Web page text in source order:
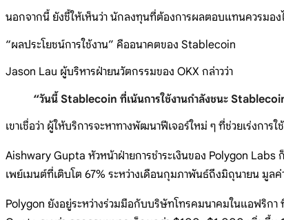
นอกจากนี้ ยังชี้ให้เห็นว่า นักลงทุนที่ต้องการผลตอบแทนควรมอ
“ผลประโยชน์การใช้งาน” คืออนาคตของ Stablecoin
Jason Lau ผู้บริหารฝ่ายนวัตกรรมของ OKX กล่าวว่า
“วันนี้ Stablecoin ที่เน้นการใช้งานกำลังชนะ
เขาเชื่อว่า ผู้ให้บริการจะหาทางพัฒนาฟีเจอร์ใหม่ ๆ ที่ช่วยเร่งกา
Aishwary Gupta หัวหน้าฝ่ายการชำระเงินของ Polygon Labs
เพย์เมนต์ที่เติบโต 67% ระหว่างเดือนกุมภาพันธ์ถึงมิถุนายน มูลค่
Polygon ยังอยู่ระหว่างร่วมมือกับบริษัทโทรคมนาคมในแอฟริกา